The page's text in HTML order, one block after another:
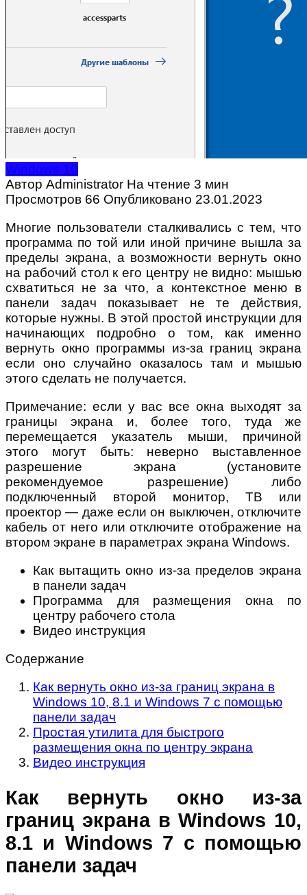
Windows 10
Автор Administrator На чтение 3 мин
Просмотров 66 Опубликовано 23.01.2023
Многие пользователи сталкивались с тем, что
программа по той или иной причине вышла за
пределы экрана, а возможности вернуть окно
на рабочий стол к его центру не видно: мышью
схватиться не за что, а контекстное меню в
панели задач показывает не те действия,
которые нужны. В этой простой инструкции для
начинающих подробно о том, как именно
вернуть окно программы из-за границ экрана
если оно случайно оказалось там и мышью
этого сделать не получается.
Примечание: если у вас все окна выходят за
границы экрана и, более того, туда же
перемещается указатель мыши, причиной
этого могут быть: неверно выставленное
разрешение экрана (установите
рекомендуемое разрешение) либо
подключенный второй монитор, ТВ или
проектор — даже если он выключен, отключите
кабель от него или отключите отображение на
втором экране в параметрах экрана Windows.
Как вытащить окно из-за пределов экрана
в панели задач
Программа для размещения окна по
центру рабочего стола
Видео инструкция
Содержание
Как вернуть окно из-за границ экрана в
Windows 10, 8.1 и Windows 7 с помощью
панели задач
Простая утилита для быстрого
размещения окна по центру экрана
Видео инструкция
Как вернуть окно из-за
границ экрана в Windows 10,
8.1 и Windows 7 с помощью
панели задач